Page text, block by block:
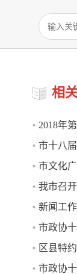
相
2018年
开
市十八
会议
市文化
党的十
我市召
新闻工
发展提
市政协
区县特
市政协